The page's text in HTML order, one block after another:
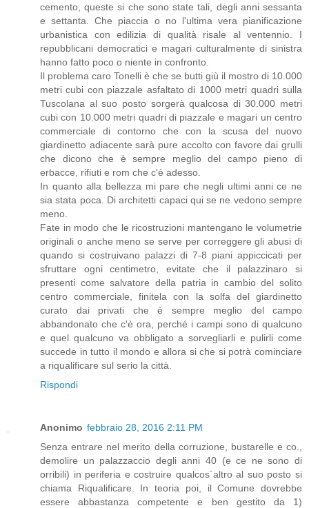
cemento, queste si che sono state tali, degli anni sessanta
e settanta. Che piaccia o no l'ultima vera pianificazione
urbanistica con edilizia di qualità risale al ventennio. I
repubblicani democratici e magari culturalmente di sinistra
hanno fatto poco o niente in confronto.
Il problema caro Tonelli è che se butti giù il mostro di 10.000
metri cubi con piazzale asfaltato di 1000 metri quadri sulla
Tuscolana al suo posto sorgerà qualcosa di 30.000 metri
cubi con 10.000 metri quadri di piazzale e magari un centro
commerciale di contorno che con la scusa del nuovo
giardinetto adiacente sarà pure accolto con favore dai grulli
che dicono che è sempre meglio del campo pieno di
erbacce, rifiuti e rom che c'è adesso.
In quanto alla bellezza mi pare che negli ultimi anni ce ne
sia stata poca. Di architetti capaci qui se ne vedono sempre
meno.
Fate in modo che le ricostruzioni mantengano le volumetrie
originali o anche meno se serve per correggere gli abusi di
quando si costruivano palazzi di 7-8 piani appiccicati per
sfruttare ogni centimetro, evitate che il palazzinaro si
presenti come salvatore della patria in cambio del solito
centro commerciale, finitela con la solfa del giardinetto
curato dai privati che è sempre meglio del campo
abbandonato che c'è ora, perché i campi sono di qualcuno
e quel qualcuno va obbligato a sorvegliarli e pulirli come
succede in tutto il mondo e allora si che si potrà cominciare
a riqualificare sul serio la città.
Rispondi
Anonimo febbraio 28, 2016 2:11 PM
Senza entrare nel merito della corruzione, bustarelle e co.,
demolire un palazzaccio degli anni 40 (e ce ne sono di
orribili) in periferia e costruire qualcos´altro al suo posto si
chiama Riqualificare. In teoria poi, il Comune dovrebbe
essere abbastanza competente e ben gestito da 1)